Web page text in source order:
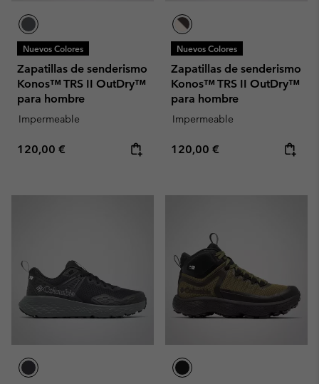
Nuevos Colores
Zapatillas de senderismo
Konos™ TRS II OutDry™
para hombre
Impermeable
Regular price:
120,00 €
Nuevos Colores
Zapatillas de senderismo
Konos™ TRS II OutDry™
para hombre
Impermeable
Regular price:
120,00 €